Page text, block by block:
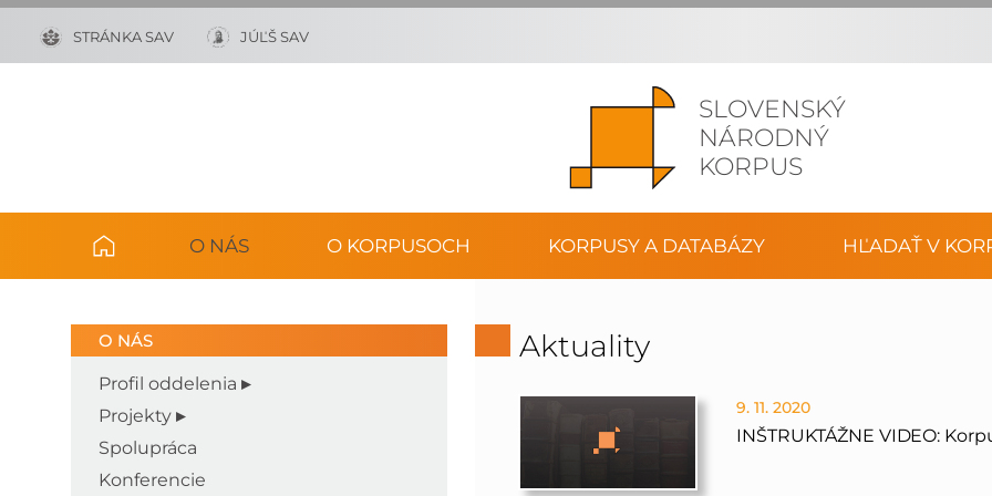
SLOVENSKÝ
NÁRODNÝ
KORPUS
STRÁNKA SAV JÚĽŠ SAV
O NÁS O KORPUSOCH KORPUSY A DATABÁZY HĽADAŤ V
O NÁS
Profil oddelenia
Projekty
Spolupráca
Konferencie
Aktuality
9. 11. 2020
INŠTRUKTÁŽNE VIDEO: